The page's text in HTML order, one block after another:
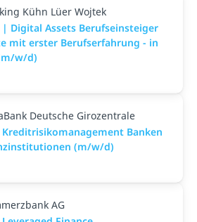
Kühn Lüer Wojtek
| Digital Assets Berufseinsteiger
mit erster Berufserfahrung - in
w/d)
Deutsche Girozentrale
Kreditrisikomanagement Banken
(m/w/d)
AG